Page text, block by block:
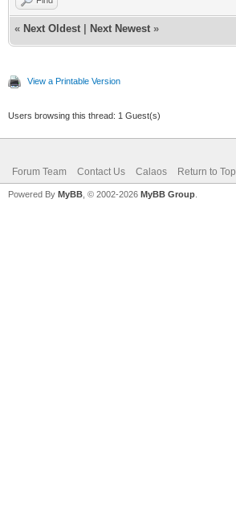
« Next Oldest Next Newest »
View a Printable Version
Users browsing this thread: 1 Guest(s)
Forum Team Contact Us Calaos Return to Top
Powered By MyBB , © 2002-2026 MyBB Group